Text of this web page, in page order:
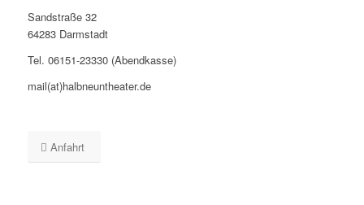
Sandstraße 32
64283 Darmstadt
Tel. 06151-23330 (Abendkasse)
mail(at)halbneuntheater.de
Anfahrt